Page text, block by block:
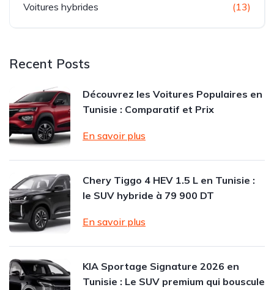
Voitures hybrides (13)
Recent Posts
Découvrez les Voitures Populaires en
Tunisie : Comparatif et Prix
En savoir plus
Chery Tiggo 4 HEV 1.5 L en Tunisie :
le SUV hybride à 79 900 DT
En savoir plus
KIA Sportage Signature 2026 en
Tunisie : Le SUV premium qui bouscule